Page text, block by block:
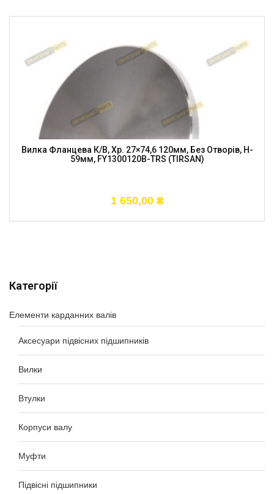
Категорії
Елементи карданних валів
Аксесуари підвісних підшипників
Вилки
Втулки
Корпуси валу
Муфти
Підвісні підшипники
Вилка Фланцева К/в, Хр. 27×74,6 120мм, Без Отворів, H-
59мм, FY1300120B-TRS (TIRSAN)
1 650,00 ₴